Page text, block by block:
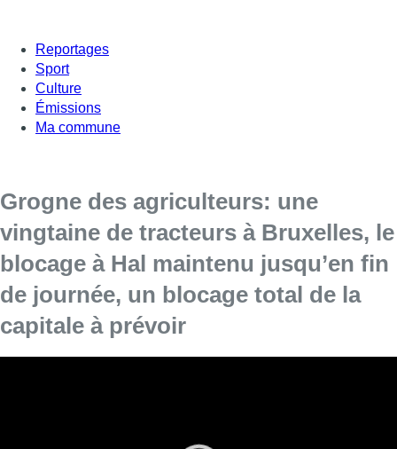
Reportages
Sport
Culture
Émissions
Ma commune
Grogne des agriculteurs: une
vingtaine de tracteurs à Bruxelles, le
blocage à Hal maintenu jusqu’en fin
de journée, un blocage total de la
capitale à prévoir